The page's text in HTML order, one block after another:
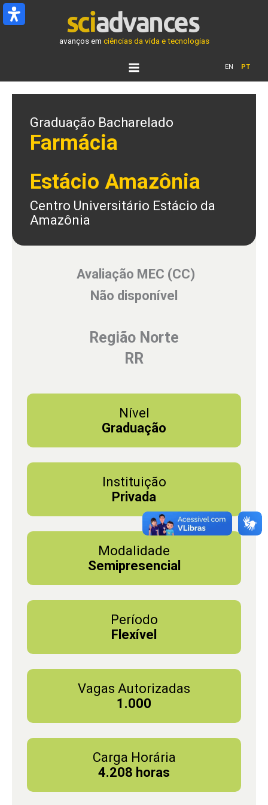
Ir
para
avanços em ciências da vida e tecnologias
EN PT
Graduação Bacharelado
Farmácia
Estácio Amazônia
Centro Universitário Estácio da
Amazônia
Avaliação MEC (CC)
Não disponível
Região Norte
RR
Nível
Graduação
Instituição
Privada
Modalidade
Semipresencial
Período
Flexível
Vagas Autorizadas
1.000
Carga Horária
4.208 horas